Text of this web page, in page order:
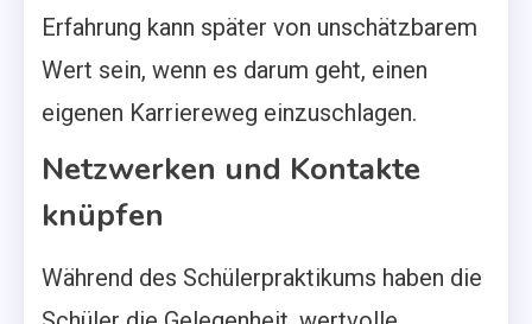
Erfahrung kann später von unschätzbarem
Wert sein, wenn es darum geht, einen
eigenen Karriereweg einzuschlagen.
Netzwerken und Kontakte
knüpfen
Während des Schülerpraktikums haben die